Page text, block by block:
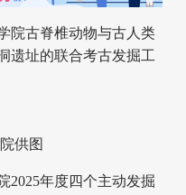
古脊椎动物与古人类
遗址的联合考古发掘工
供图
年度四个主动发掘